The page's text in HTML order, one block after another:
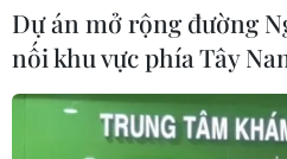
Dự án mở rộng đường
nối khu vực phía Tây